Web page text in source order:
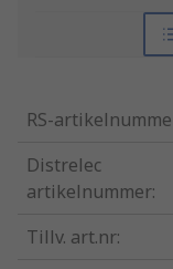
RS-
Distrelec
artikelnummer:
Tillv. art.nr: